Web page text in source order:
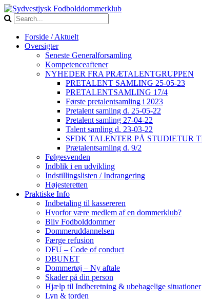
Forside / Aktuelt
Oversigter
Seneste Generalforsamling
Kompetenceaftener
NYHEDER FRA PRÆTALENTGRUPPEN
PRETALENT SAMLING 25-05-23
PRETALENTSAMLING 17/4
Første pretalentsamling i 2023
Pretalent samling d. 25-05-22
Pretalent samling 27-04-22
Talent samling d. 23-03-22
SFDK TALENTER PÅ STUDIETUR
Prætalentsamling d. 9/2
Følgesvenden
Indblik i en udvikling
Indstillingslisten / Indrangering
Højesteretten
Praktiske Info
Indbetaling til kassereren
Hvorfor være medlem af en dommerklub?
Bliv Fodbolddommer
Dommeruddannelsen
Færge refusion
DFU – Code of conduct
DBUNET
Dommertøj – Ny aftale
Skader på din person
Hjælp til Indberetning & ubehagelige situationer
Lyn & torden